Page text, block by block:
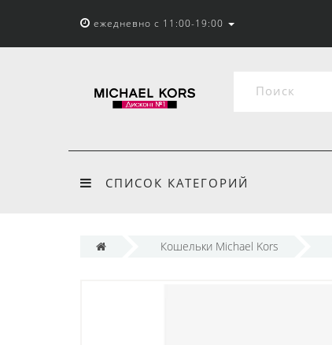
ежедневно с 11:00-19:00
СПИСОК КАТЕГОРИЙ
Кошельки Michael Kors